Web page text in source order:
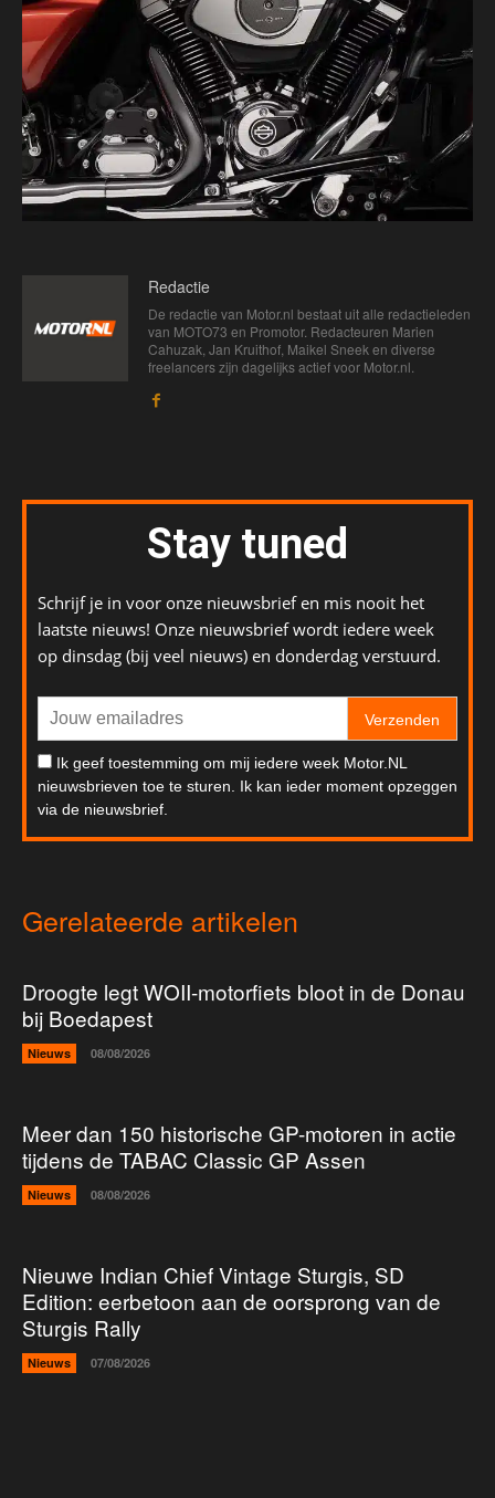
Redactie
De redactie van Motor.nl bestaat uit alle redactieleden
van MOTO73 en Promotor. Redacteuren Marien
Cahuzak, Jan Kruithof, Maikel Sneek en diverse
freelancers zijn dagelijks actief voor Motor.nl.
Stay tuned
Schrijf je in voor onze nieuwsbrief en mis nooit het
laatste nieuws! Onze nieuwsbrief wordt iedere week
op dinsdag (bij veel nieuws) en donderdag verstuurd.
Verzenden
Ik geef toestemming om mij iedere week Motor.NL
nieuwsbrieven toe te sturen. Ik kan ieder moment opzeggen
via de nieuwsbrief.
Gerelateerde artikelen
Droogte legt WOII-motorfiets bloot in de Donau
bij Boedapest
Nieuws 08/08/2026
Meer dan 150 historische GP-motoren in actie
tijdens de TABAC Classic GP Assen
Nieuws 08/08/2026
Nieuwe Indian Chief Vintage Sturgis, SD
Edition: eerbetoon aan de oorsprong van de
Sturgis Rally
Nieuws 07/08/2026